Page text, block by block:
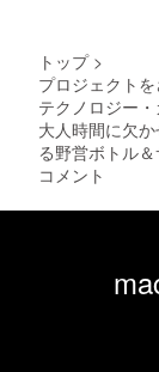
トップ >
プロジェクト
テクノロジー
大人時間に欠
る野営ボトル
コメント